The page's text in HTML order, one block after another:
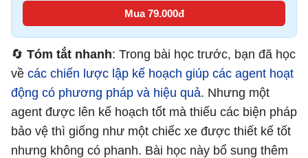
Mua 79.000đ
🔄 Tóm tắt nhanh: Trong bài học trước, bạn đã học
về các chiến lược lập kế hoạch giúp các agent hoạt
động có phương pháp và hiệu quả. Nhưng một
agent được lên kế hoạch tốt mà thiếu các biện pháp
bảo vệ thì giống như một chiếc xe được thiết kế tốt
nhưng không có phanh. Bài học này bổ sung thêm